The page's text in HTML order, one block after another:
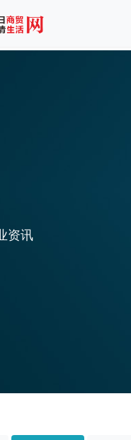
资讯